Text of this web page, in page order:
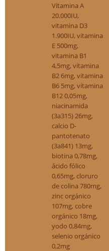
Vitamina A
20.000IU,
vitamina D3
1.900IU, vitamina
E 500mg,
vitamina B1
4,5mg, vitamina
B2 6mg, vitamina
B6 5mg, vitamina
B12 0,05mg,
niacinamida
(3a315) 26mg,
calcio D-
pantotenato
(3a841) 13mg,
biotina 0,78mg,
ácido fólico
0,65mg, cloruro
de colina 780mg,
zinc orgánico
107mg, cobre
orgánico 18mg,
yodo 0,84mg,
selenio orgánico
0,2mg